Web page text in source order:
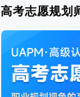
高考志愿规划